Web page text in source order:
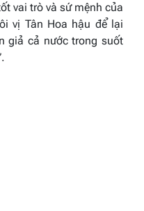
vai trò và sứ mệnh của
vị Tân Hoa hậu để lại
giả cả nước trong suốt